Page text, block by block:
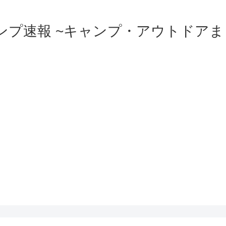
プ速報 ~キャンプ・アウトドア